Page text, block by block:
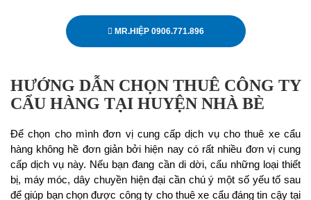
MR.HIỆP 0906.771.896
HƯỚNG DẪN CHỌN THUÊ CÔNG TY
CẨU HÀNG TẠI HUYỆN NHÀ BÈ
Để chọn cho mình đơn vị cung cấp dịch vụ cho thuê xe cẩu
hàng không hề đơn giản bởi hiện nay có rất nhiều đơn vị cung
cấp dịch vụ này. Nếu bạn đang cần di dời, cẩu những loại thiết
bị, máy móc, dây chuyền hiện đại cần chú ý một số yếu tố sau
để giúp bạn chọn được công ty cho thuê xe cẩu đáng tin cậy tại